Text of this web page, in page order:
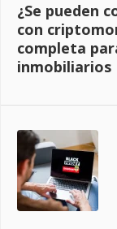
¿Se pueden
con
completa
inmobiliarios